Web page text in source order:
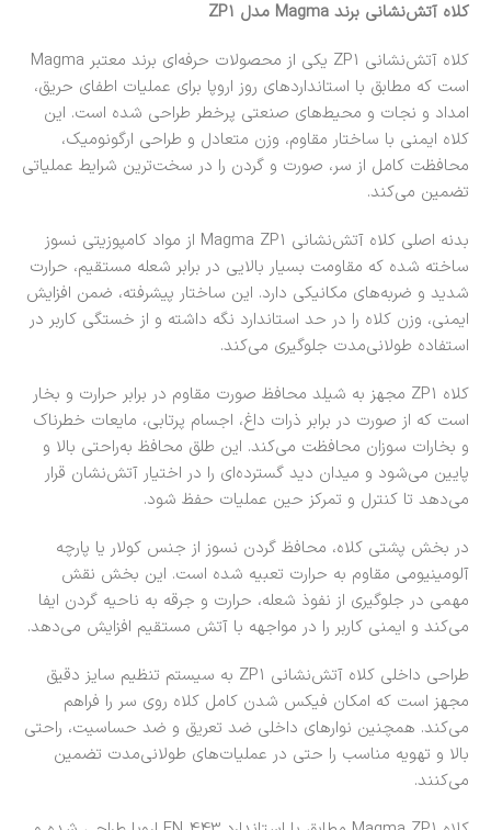
کلاه آتش‌نشانی برند Magma مدل ZP1
کلاه آتش‌نشانی ZP1 یکی از محصولات حرفه‌ای برند معتبر
Magma
است که مطابق با استانداردهای روز اروپا برای عملیات اطفای حریق،
امداد و نجات و محیط‌های صنعتی پرخطر طراحی شده است. این
کلاه ایمنی با ساختار مقاوم، وزن متعادل و طراحی ارگونومیک،
محافظت کامل از سر، صورت و گردن را در سخت‌ترین شرایط عملیاتی
تضمین می‌کند.
بدنه اصلی کلاه آتش‌نشانی Magma ZP1 از مواد کامپوزیتی نسوز
ساخته شده که مقاومت بسیار بالایی در برابر شعله مستقیم، حرارت
شدید و ضربه‌های مکانیکی دارد. این ساختار پیشرفته، ضمن افزایش
ایمنی، وزن کلاه را در حد استاندارد نگه داشته و از خستگی کاربر در
استفاده طولانی‌مدت جلوگیری می‌کند.
کلاه ZP1 مجهز به شیلد محافظ صورت مقاوم در برابر حرارت و بخار
است که از صورت در برابر ذرات داغ، اجسام پرتابی، مایعات خطرناک
و بخارات سوزان محافظت می‌کند. این طلق محافظ به‌راحتی بالا و
پایین می‌شود و میدان دید گسترده‌ای را در اختیار آتش‌نشان قرار
می‌دهد تا کنترل و تمرکز حین عملیات حفظ شود.
در بخش پشتی کلاه، محافظ گردن نسوز از جنس کولار یا پارچه
آلومینیومی مقاوم به حرارت تعبیه شده است. این بخش نقش
مهمی در جلوگیری از نفوذ شعله، حرارت و جرقه به ناحیه گردن ایفا
می‌کند و ایمنی کاربر را در مواجهه با آتش مستقیم افزایش می‌دهد.
طراحی داخلی کلاه آتش‌نشانی ZP1 به سیستم تنظیم سایز دقیق
مجهز است که امکان فیکس شدن کامل کلاه روی سر را فراهم
می‌کند. همچنین نوارهای داخلی ضد تعریق و ضد حساسیت، راحتی
بالا و تهویه مناسب را حتی در عملیات‌های طولانی‌مدت تضمین
می‌کنند.